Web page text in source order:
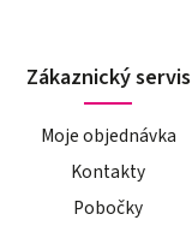
Zákaznický servis
Moje objednávka
Kontakty
Pobočky